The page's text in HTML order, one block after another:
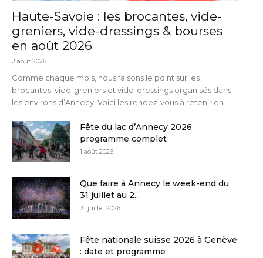
Haute-Savoie : les brocantes, vide-
greniers, vide-dressings & bourses
en août 2026
2 août 2026
Comme chaque mois, nous faisons le point sur les
brocantes, vide-greniers et vide-dressings organisés dans
les environs d’Annecy. Voici les rendez-vous à retenir en...
Fête du lac d’Annecy 2026 :
programme complet
1 août 2026
Que faire à Annecy le week-end du
31 juillet au 2...
31 juillet 2026
Fête nationale suisse 2026 à Genève
: date et programme